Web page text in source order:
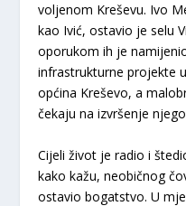
voljenom Kreševu. Ivo
kao Ivić, ostavio je selu
oporukom ih je
infrastrukturne projekte
općina Kreševo, a
čekaju na izvršenje
Cijeli život je radio i
kako kažu, neobičnog
ostavio bogatstvo. U